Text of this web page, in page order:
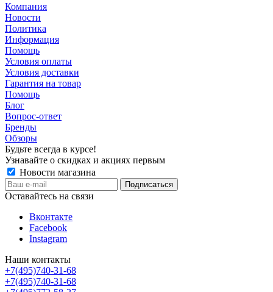
Компания
Новости
Политика
Информация
Помощь
Условия оплаты
Условия доставки
Гарантия на товар
Помощь
Блог
Вопрос-ответ
Бренды
Обзоры
Будьте всегда в курсе!
Узнавайте о скидках и акциях первым
Новости магазина
Оставайтесь на связи
Вконтакте
Facebook
Instagram
Наши контакты
+7(495)740-31-68
+7(495)740-31-68